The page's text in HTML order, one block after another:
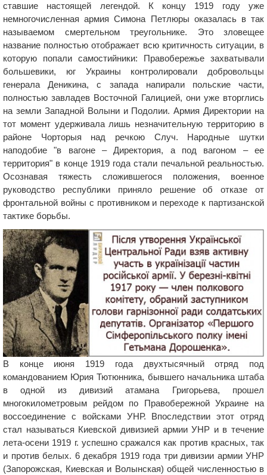
ставшие настоящей легендой. К концу 1919 году уже
немногочисленная армия Симона Петлюры оказалась в так
называемом смертельном треугольнике. Это зловещее
название полностью отображает всю критичность ситуации, в
которую попали самостийники: Правобережье захватывали
большевики, юг Украины контролировали добровольцы
генерала Деникина, с запада напирали польские части,
полностью завладев Восточной Галицией, они уже вторглись
на земли Западной Волыни и Подолии. Армия Директории на
тот момент удерживала лишь незначительную территорию в
районе Чорторыя над речкою Случ. Народные шутки
наподобие "в вагоне – Директория, а под вагоном – ее
территория" в конце 1919 года стали печальной реальностью.
Осознавая тяжесть сложившегося положения, военное
руководство республики приняло решение об отказе от
фронтальной войны с противником и переходе к партизанской
тактике борьбы.
В конце июня 1919 года двухтысячный отряд под
командованием Юрия Тютюнника, бывшего начальника штаба
в одной из дивизий атамана Григорьева, прошел
многокилометровым рейдом по Правобережной Украине на
воссоединение с войсками УНР. Впоследствии этот отряд
стал называться Киевской дивизией армии УНР и в течение
лета-осени 1919 г. успешно сражался как против красных, так
и против белых. 6 декабря 1919 года три дивизии армии УНР
(Запорожская, Киевская и Волынская) общей численностью в